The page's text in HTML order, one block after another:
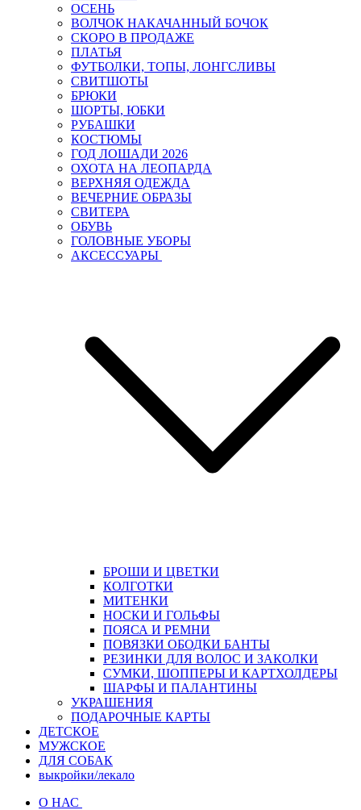
ОСЕНЬ
ВОЛЧОК НАКАЧАННЫЙ БОЧОК
СКОРО В ПРОДАЖЕ
ПЛАТЬЯ
ФУТБОЛКИ, ТОПЫ, ЛОНГСЛИВЫ
СВИТШОТЫ
БРЮКИ
ШОРТЫ, ЮБКИ
РУБАШКИ
КОСТЮМЫ
ГОД ЛОШАДИ 2026
ОХОТА НА ЛЕОПАРДА
ВЕРХНЯЯ ОДЕЖДА
ВЕЧЕРНИЕ ОБРАЗЫ
СВИТЕРА
ОБУВЬ
ГОЛОВНЫЕ УБОРЫ
АКСЕССУАРЫ
БРОШИ И ЦВЕТКИ
КОЛГОТКИ
МИТЕНКИ
НОСКИ И ГОЛЬФЫ
ПОЯСА И РЕМНИ
ПОВЯЗКИ ОБОДКИ БАНТЫ
РЕЗИНКИ ДЛЯ ВОЛОС И ЗАКОЛКИ
СУМКИ, ШОППЕРЫ И КАРТХОЛДЕРЫ
ШАРФЫ И ПАЛАНТИНЫ
УКРАШЕНИЯ
ПОДАРОЧНЫЕ КАРТЫ
ДЕТСКОЕ
МУЖСКОЕ
ДЛЯ СОБАК
выкройки/лекало
О НАС